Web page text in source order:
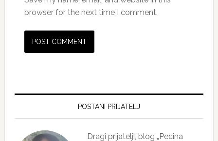
browser for the next time I comment.
Primary
POSTANI PRIJATELJ
Dragi prijatelji, blog „Pecina